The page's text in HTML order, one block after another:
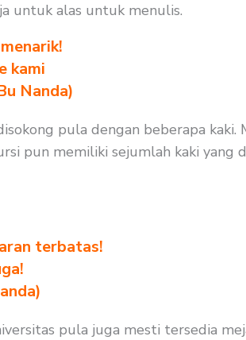
untuk alas untuk menulis.
kami
Nanda)
pula dengan beberapa kaki.
pun memiliki sejumlah kaki yang
terbatas!
pula juga mesti tersedia